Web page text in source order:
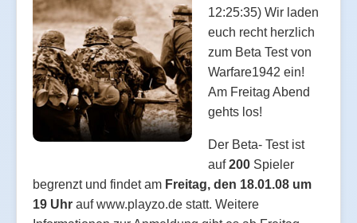
12:25:35) Wir laden
euch recht herzlich
zum Beta Test von
Warfare1942 ein!
Am Freitag Abend
gehts los!
Der Beta- Test ist
auf200 Spieler
begrenzt und findet am Freitag, den 18.01.08 um
19 Uhr auf www.playzo.de statt. Weitere